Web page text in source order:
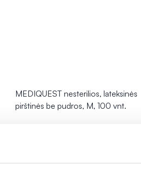
MEDIQUEST nesterilios, lateksinės
pirštinės be pudros, M, 100 vnt.
% PAPILDOMA NUOLAIDA